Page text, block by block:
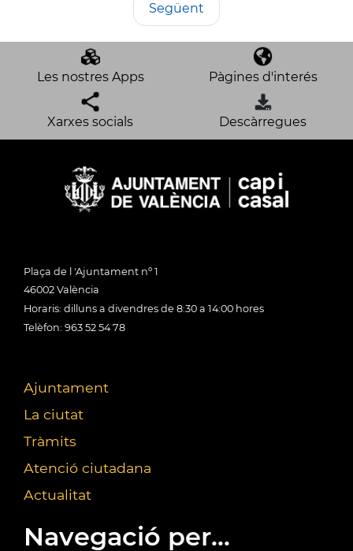
Següent
Les nostres Apps Pàgines d'interés
Xarxes socials Descàrregues
Plaça de l 'Ajuntament nº 1
46002 València
Horaris: dilluns a divendres de 8:30 a 14:00 hores
Telèfon: 963 52 54 78
Ajuntament
La ciutat
Tràmits
Atenció ciutadana
Actualitat
Navegació per...